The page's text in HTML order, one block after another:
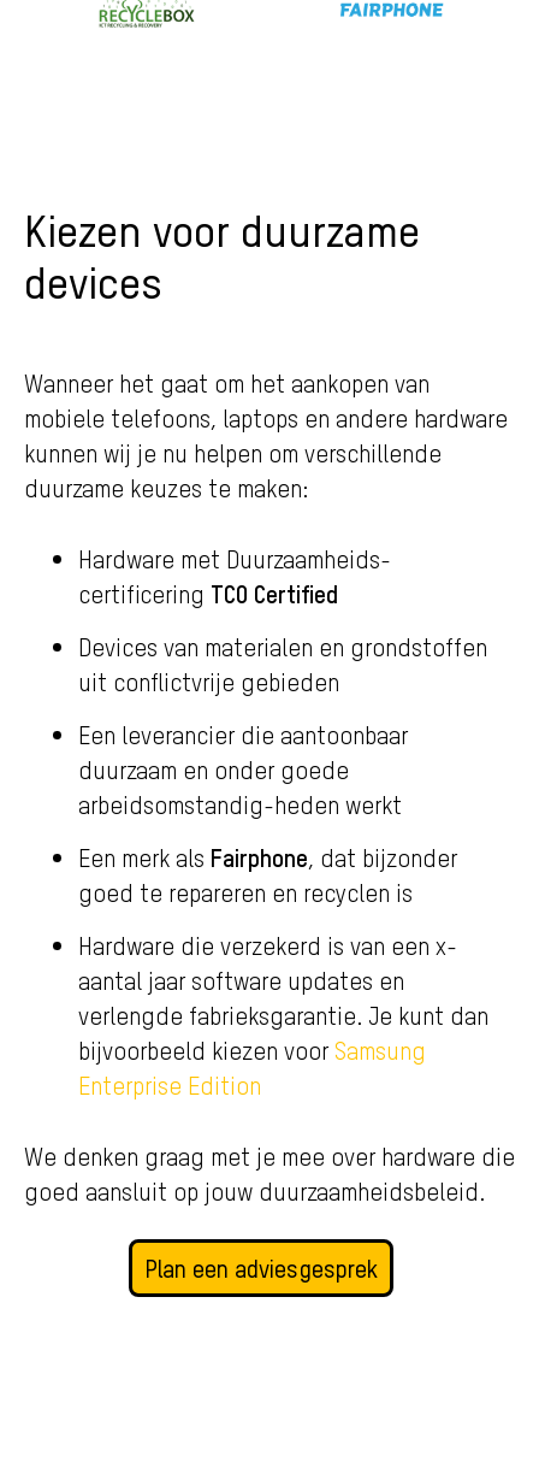
Kiezen voor duurzame
devices
Wanneer het gaat om het aankopen van
mobiele telefoons, laptops en andere hardware
kunnen wij je nu helpen om verschillende
duurzame keuzes te maken:
Hardware met Duurzaamheids-
certificering TCO Certified
Devices van materialen en grondstoffen
uit conflictvrije gebieden
Een leverancier die aantoonbaar
duurzaam en onder goede
arbeidsomstandig-heden werkt
Een merk als Fairphone, dat bijzonder
goed te repareren en recyclen is
Hardware die verzekerd is van een x-
aantal jaar software updates en
verlengde fabrieksgarantie. Je kunt dan
bijvoorbeeld kiezen voorSamsung
Enterprise Edition
We denken graag met je mee over hardware die
goed aansluit op jouw duurzaamheidsbeleid.
Plan een adviesgesprek